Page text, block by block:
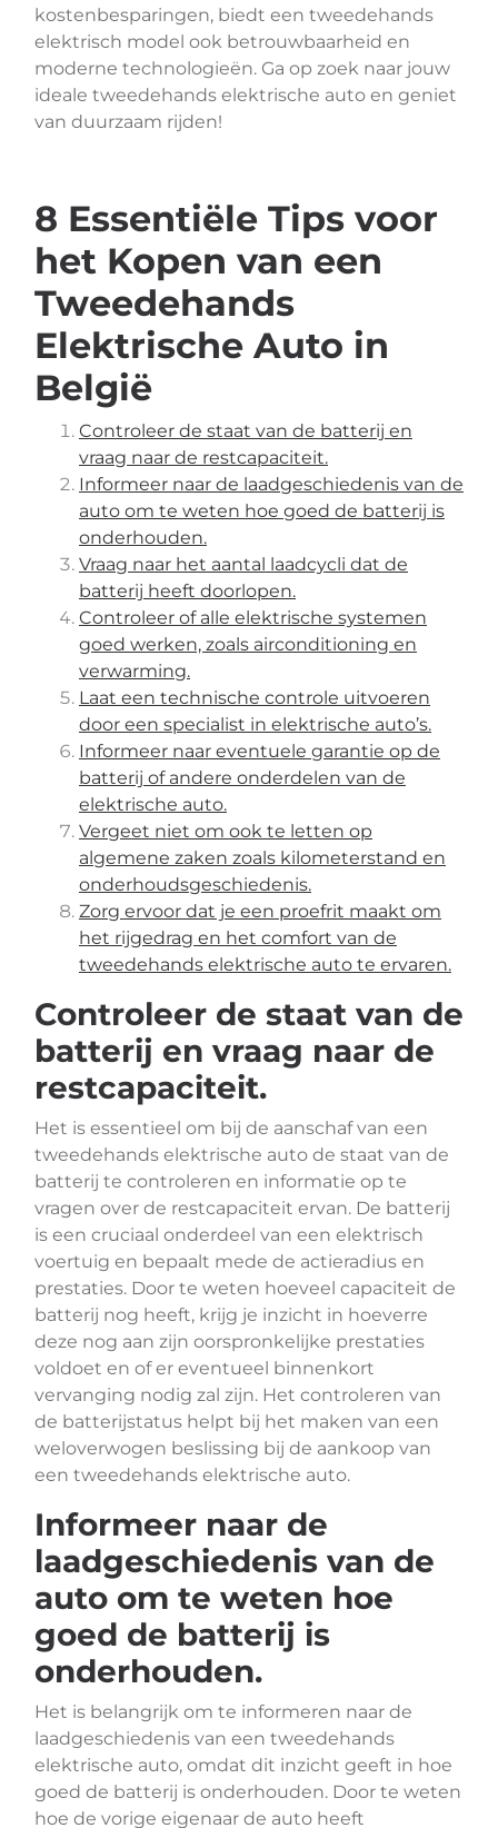
kostenbesparingen, biedt een tweedehands
elektrisch model ook betrouwbaarheid en
moderne technologieën. Ga op zoek naar jouw
ideale tweedehands elektrische auto en geniet
van duurzaam rijden!
8 Essentiële Tips voor
het Kopen van een
Tweedehands
Elektrische Auto in
België
Controleer de staat van de batterij en
vraag naar de restcapaciteit.
Informeer naar de laadgeschiedenis van de
auto om te weten hoe goed de batterij is
onderhouden.
Vraag naar het aantal laadcycli dat de
batterij heeft doorlopen.
Controleer of alle elektrische systemen
goed werken, zoals airconditioning en
verwarming.
Laat een technische controle uitvoeren
door een specialist in elektrische auto’s.
Informeer naar eventuele garantie op de
batterij of andere onderdelen van de
elektrische auto.
Vergeet niet om ook te letten op
algemene zaken zoals kilometerstand en
onderhoudsgeschiedenis.
Zorg ervoor dat je een proefrit maakt om
het rijgedrag en het comfort van de
tweedehands elektrische auto te ervaren.
Controleer de staat van de
batterij en vraag naar de
restcapaciteit.
Het is essentieel om bij de aanschaf van een
tweedehands elektrische auto de staat van de
batterij te controleren en informatie op te
vragen over de restcapaciteit ervan. De batterij
is een cruciaal onderdeel van een elektrisch
voertuig en bepaalt mede de actieradius en
prestaties. Door te weten hoeveel capaciteit de
batterij nog heeft, krijg je inzicht in hoeverre
deze nog aan zijn oorspronkelijke prestaties
voldoet en of er eventueel binnenkort
vervanging nodig zal zijn. Het controleren van
de batterijstatus helpt bij het maken van een
weloverwogen beslissing bij de aankoop van
een tweedehands elektrische auto.
Informeer naar de
laadgeschiedenis van de
auto om te weten hoe
goed de batterij is
onderhouden.
Het is belangrijk om te informeren naar de
laadgeschiedenis van een tweedehands
elektrische auto, omdat dit inzicht geeft in hoe
goed de batterij is onderhouden. Door te weten
hoe de vorige eigenaar de auto heeft